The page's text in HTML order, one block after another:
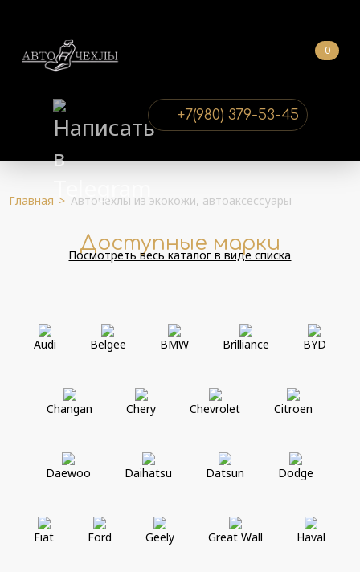
0
+7(980) 379-53-45
Главная > Авточехлы из экокожи, автоаксессуары
Доступные марки
Посмотреть весь каталог в виде списка
Audi Belgee BMW Brilliance BYD
Changan Chery Chevrolet Citroen
Daewoo Daihatsu Datsun Dodge
Fiat Ford Geely Great Wall Haval